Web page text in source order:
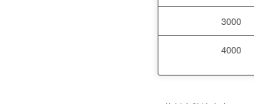
3000
4000